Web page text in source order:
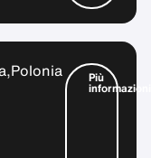
Polonia Più
informazioni